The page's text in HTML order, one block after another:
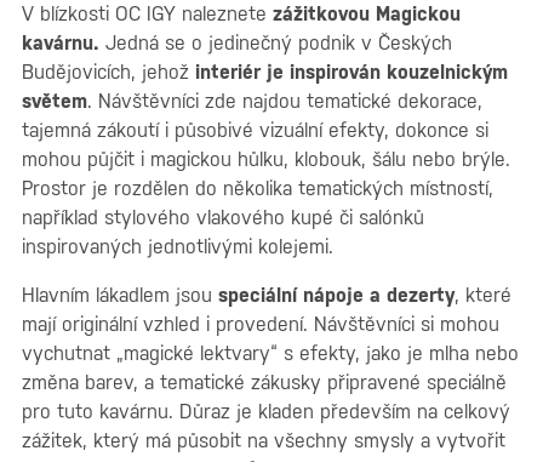
V blízkosti OC IGY naleznete zážitkovou Magickou
kavárnu. Jedná se o jedinečný podnik v Českých
Budějovicích, jehož interiér je inspirován kouzelnickým
světem. Návštěvníci zde najdou tematické dekorace,
tajemná zákoutí i působivé vizuální efekty, dokonce si
mohou půjčit i magickou hůlku, klobouk, šálu nebo brýle.
Prostor je rozdělen do několika tematických místností,
například stylového vlakového kupé či salónků
inspirovaných jednotlivými kolejemi.
Hlavním lákadlem jsou speciální nápoje a dezerty, které
mají originální vzhled i provedení. Návštěvníci si mohou
vychutnat „magické lektvary“ s efekty, jako je mlha nebo
změna barev, a tematické zákusky připravené speciálně
pro tuto kavárnu. Důraz je kladen především na celkový
zážitek, který má působit na všechny smysly a vytvořit